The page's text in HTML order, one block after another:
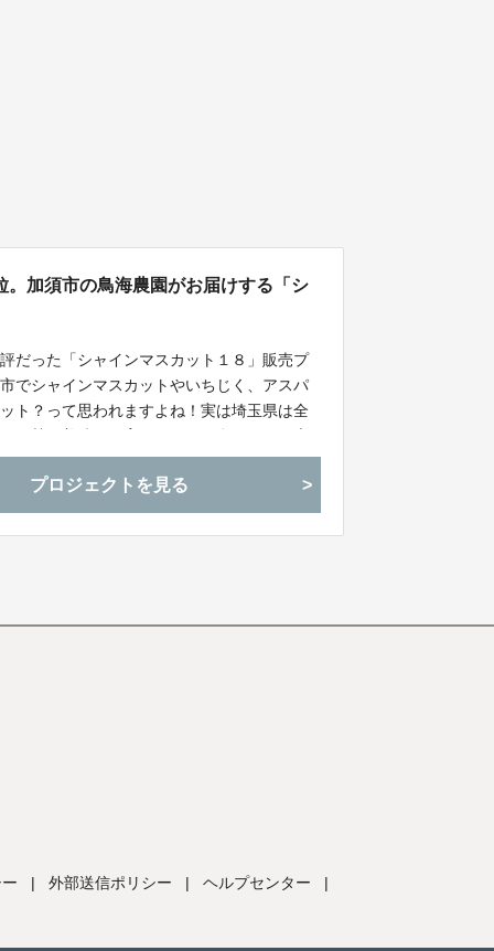
加須市の鳥海農園がお届けする「シ
だった「シャインマスカット１８」販売プ
でシャインマスカットやいちじく、アスパ
ト？って思われますよね！実は埼玉県は全
トをお届けいたします。今回はリピーター
ット等をご用意しました！
プロジェクトを見る
| 外部送信ポリシー | ヘルプセンター |